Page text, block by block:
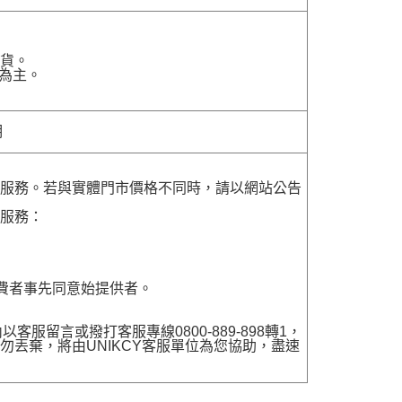
。
主。
務。若與實體門市價格不同時，請以網站公告
務：
事先同意始提供者。
客服留言或撥打客服專線0800-889-898轉1，
丟棄，將由UNIKCY客服單位為您協助，盡速